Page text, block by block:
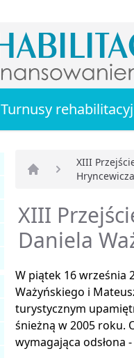
Turnusy
Strona główna
XIII
Hryncewicza
XIII
Daniela
W piątek 16 września
Ważyńskiego i
turystycznym
śnieżną w 2005 roku.
wymagająca odsłona